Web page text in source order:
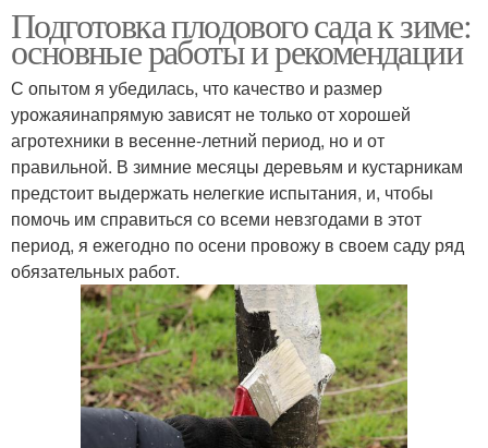
Подготовка плодового сада к зиме:
основные работы и рекомендации
С опытом я убедилась, что качество и размер
урожаяинапрямую зависят не только от хорошей
агротехники в весенне-летний период, но и от
правильной. В зимние месяцы деревьям и кустарникам
предстоит выдержать нелегкие испытания, и, чтобы
помочь им справиться со всеми невзгодами в этот
период, я ежегодно по осени провожу в своем саду ряд
обязательных работ.